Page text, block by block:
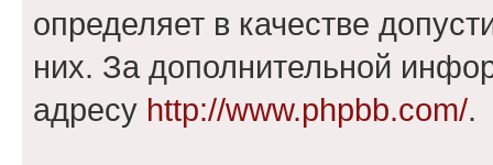
определяет в качестве
них. За дополнительной
адресу http://www.phpbb.com/.